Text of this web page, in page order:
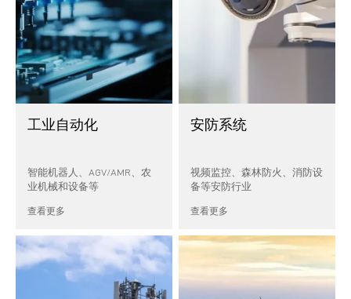
工业自动化
智能机器人、AGV/AMR、农
业机械和设备等
查看更多
安防系统
视频监控、森林防火、消防设
备等安防行业
查看更多